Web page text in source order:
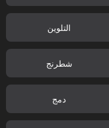
التلوين
شطرنج
دمج